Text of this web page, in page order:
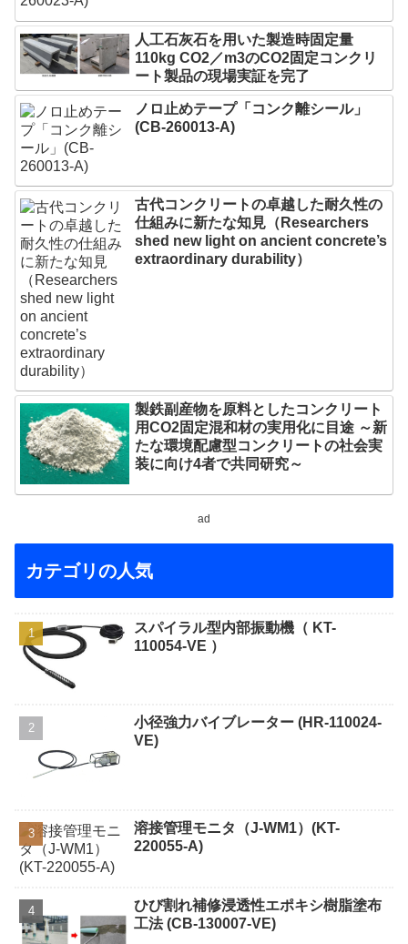
人工石灰石を用いた製造時固定量
110kg CO2／m3のCO2固定コンクリ
ート製品の現場実証を完了
ノロ止めテープ「コンク離シール」
(CB-260013-A)
古代コンクリートの卓越した耐久性の
仕組みに新たな知見（Researchers
shed new light on ancient concrete’s
extraordinary durability）
製鉄副産物を原料としたコンクリート
用CO2固定混和材の実用化に目途 ～新
たな環境配慮型コンクリートの社会実
装に向け4者で共同研究～
ad
カテゴリの人気
スパイラル型内部振動機（ KT-
110054-VE ）
小径強力バイブレーター (HR-110024-
VE)
溶接管理モニタ（J-WM1）(KT-
220055-A)
ひび割れ補修浸透性エポキシ樹脂塗布
工法 (CB-130007-VE)